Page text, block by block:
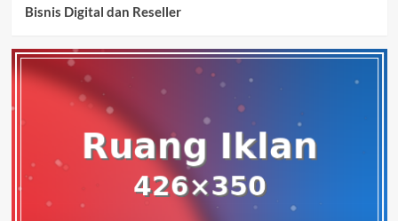
Bisnis Digital dan Reseller